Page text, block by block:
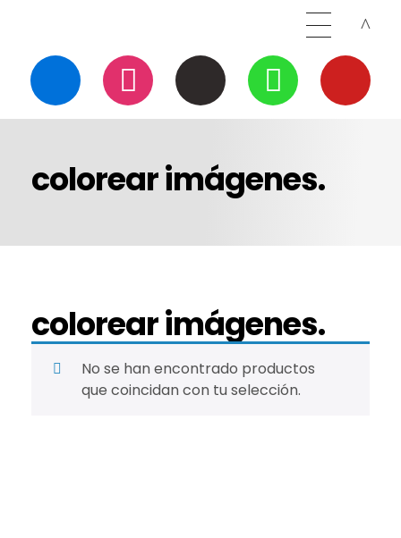
colorear imágenes.
colorear imágenes.
No se han encontrado productos
que coincidan con tu selección.